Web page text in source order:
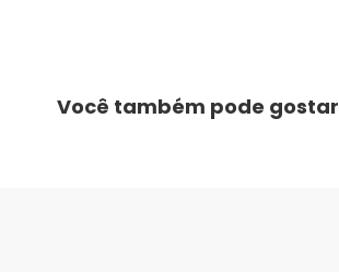
Você também pode gostar